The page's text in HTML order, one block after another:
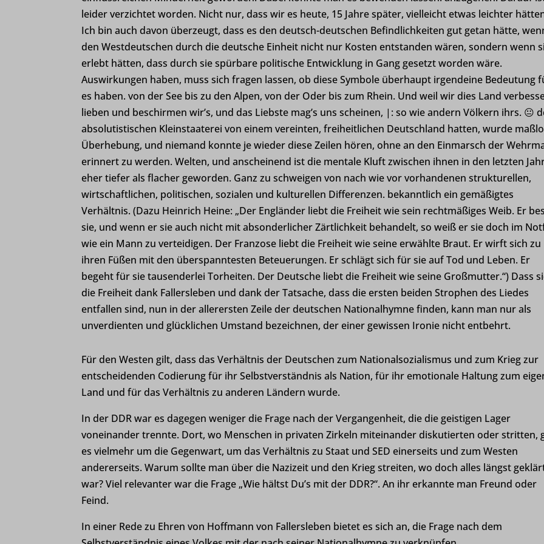
leider verzichtet worden. Nicht nur, dass wir es heute, 15 Jahre später, vielleicht etwas leichter
Ich bin auch davon überzeugt, dass es den deutsch-deutschen Befindlichkeiten gut getan hätte,
den Westdeutschen durch die deutsche Einheit nicht nur Kosten entstanden wären, sondern wenn
erlebt hätten, dass durch sie spürbare politische Entwicklung in Gang gesetzt worden wäre.
Auswirkungen haben, muss sich fragen lassen, ob diese Symbole überhaupt irgendeine Bedeutung
es haben. von der See bis zu den Alpen, von der Oder bis zum Rhein. Und weil wir dies Land
lieben und beschirmen wir’s, und das Liebste mag’s uns scheinen, |: so wie andern Völkern ihrs. 😐
absolutistischen Kleinstaaterei von einem vereinten, freiheitlichen Deutschland hatten, wurde
Überhebung, und niemand konnte je wieder diese Zeilen hören, ohne an den Einmarsch der
erinnert zu werden. Welten, und anscheinend ist die mentale Kluft zwischen ihnen in den letzten
eher tiefer als flacher geworden. Ganz zu schweigen von nach wie vor vorhandenen strukturellen,
wirtschaftlichen, politischen, sozialen und kulturellen Differenzen. bekanntlich ein gemäßigtes
Verhältnis. (Dazu Heinrich Heine: „Der Engländer liebt die Freiheit wie sein rechtmäßiges Weib. Er
sie, und wenn er sie auch nicht mit absonderlicher Zärtlichkeit behandelt, so weiß er sie doch im
wie ein Mann zu verteidigen. Der Franzose liebt die Freiheit wie seine erwählte Braut. Er wirft sich zu
ihren Füßen mit den überspanntesten Beteuerungen. Er schlägt sich für sie auf Tod und Leben. Er
begeht für sie tausenderlei Torheiten. Der Deutsche liebt die Freiheit wie seine Großmutter.“) Dass
die Freiheit dank Fallersleben und dank der Tatsache, dass die ersten beiden Strophen des Liedes
entfallen sind, nun in der allerersten Zeile der deutschen Nationalhymne finden, kann man nur als
unverdienten und glücklichen Umstand bezeichnen, der einer gewissen Ironie nicht entbehrt.
Für den Westen gilt, dass das Verhältnis der Deutschen zum Nationalsozialismus und zum Krieg zur
entscheidenden Codierung für ihr Selbstverständnis als Nation, für ihr emotionale Haltung zum
Land und für das Verhältnis zu anderen Ländern wurde.
In der DDR war es dagegen weniger die Frage nach der Vergangenheit, die die geistigen Lager
voneinander trennte. Dort, wo Menschen in privaten Zirkeln miteinander diskutierten oder stritten,
es vielmehr um die Gegenwart, um das Verhältnis zu Staat und SED einerseits und zum Westen
andererseits. Warum sollte man über die Nazizeit und den Krieg streiten, wo doch alles längst
war? Viel relevanter war die Frage „Wie hältst Du’s mit der DDR?“. An ihr erkannte man Freund oder
Feind.
In einer Rede zu Ehren von Hoffmann von Fallersleben bietet es sich an, die Frage nach dem
mhcookie
wordpress_logged_in_*
wordpress_test_cookie
wp_lang
wp-settings-time-*
www.hvv-hoexter.de
hvv-hoexter.de
Details anzeigen
cdnjs.cloudflare.com
Analyse
Statistik-Cookies sammeln Nutzungsinformationen, die uns Einblicke geben, wie
Besucher mit unserer Website interagieren.
Details anzeigen
Medien
Diese Cookies und Dienste sind erforderlich, um bestimmte Medienelemente
eingebettete Videos, Karten, Beiträge in sozialen Medien usw.
Details anzeigen
fonts.googleapis.com
fonts.gstatic.com
maps.googleapis.com
youtu.be
Andere Dienste
Diese Kategorie umfasst alle Cookies, Domains und Dienste, die nicht in die anderen
spezifischen Kategorien fallen oder nicht eindeutig kategorisiert wurden.
Details anzeigen
et-recommend-sync-post-*
et-saved-post*
www.gstatic.com
www.kreis-hoexter.de
www.landesgartenschau-hoexter.de
www.wanderbares-deutschland.de